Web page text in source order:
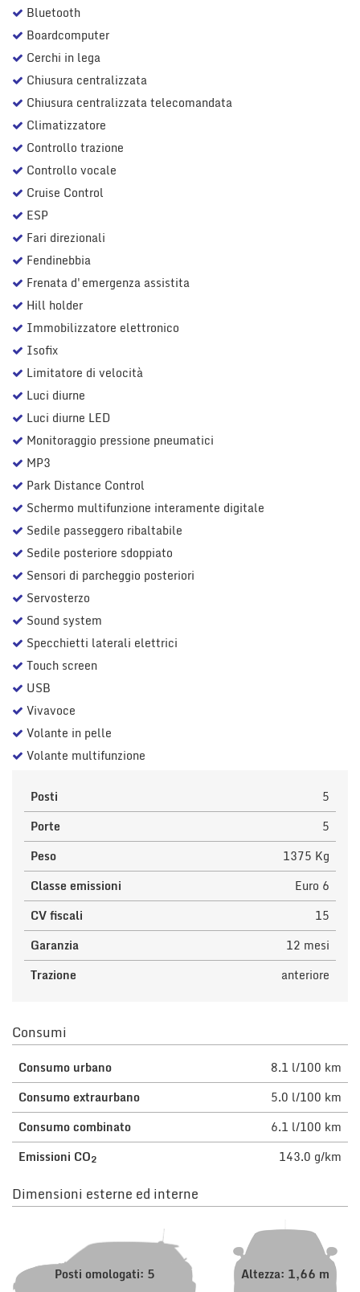
Bluetooth
Boardcomputer
Cerchi in lega
Chiusura centralizzata
Chiusura centralizzata telecomandata
Climatizzatore
Controllo trazione
Controllo vocale
Cruise Control
ESP
Fari direzionali
Fendinebbia
Frenata d'emergenza assistita
Hill holder
Immobilizzatore elettronico
Isofix
Limitatore di velocità
Luci diurne
Luci diurne LED
Monitoraggio pressione pneumatici
MP3
Park Distance Control
Schermo multifunzione interamente digitale
Sedile passeggero ribaltabile
Sedile posteriore sdoppiato
Sensori di parcheggio posteriori
Servosterzo
Sound system
Specchietti laterali elettrici
Touch screen
USB
Vivavoce
Volante in pelle
Volante multifunzione
Posti
5
Porte
5
Peso
1375 Kg
Classe emissioni
Euro 6
CV fiscali
15
Garanzia
12 mesi
Trazione
anteriore
Consumi
Consumo urbano
8.1 l/100 km
Consumo extraurbano
5.0 l/100 km
Consumo combinato
6.1 l/100 km
Emissioni CO2 143.0 g/km
Dimensioni esterne ed interne
Posti omologati: 5 Altezza: 1,66 m